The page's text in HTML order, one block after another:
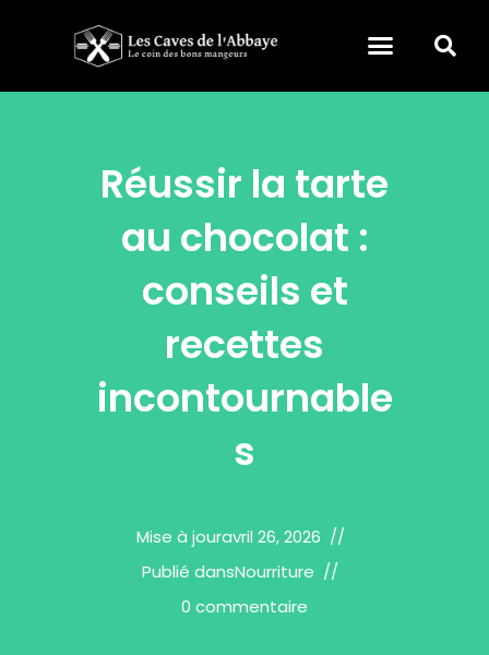
Réussir la tarte
au chocolat :
conseils et
recettes
incontournable
s
Mise à jouravril 26, 2026
Publié dansNourriture
0 commentaire